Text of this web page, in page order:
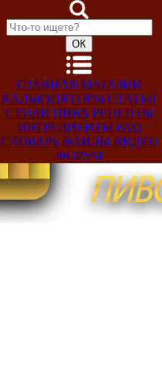
ГЛАВНАЯ МАГАЗИН
КАЛЬКУЛЯТОРЫ СТАТЬИ
СТИЛИ ПИВА РЕЦЕПТЫ
ИНГРЕДИЕНТЫ FAQ
СЛОВАРЬ ФАЙЛЫ ВИДЕО
ФОРУМ